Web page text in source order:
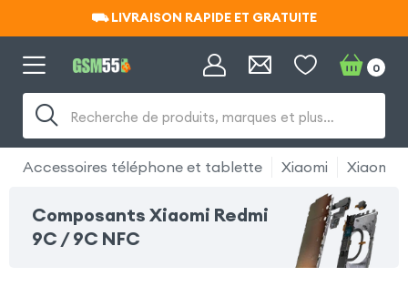
⛟ LIVRAISON RAPIDE ET GRATUITE
⛟ LIVRAISON RAPIDE ET GRATUITE
Recherche de produits, marques et plus…
0
Accessoires téléphone et tablette Xiaomi Xiaomi
Composants Xiaomi Redmi
9C / 9C NFC